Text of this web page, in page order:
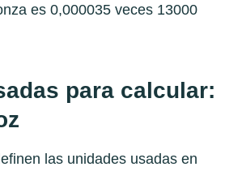
es 0,000035 veces 13000
para calcular:
las unidades usadas en